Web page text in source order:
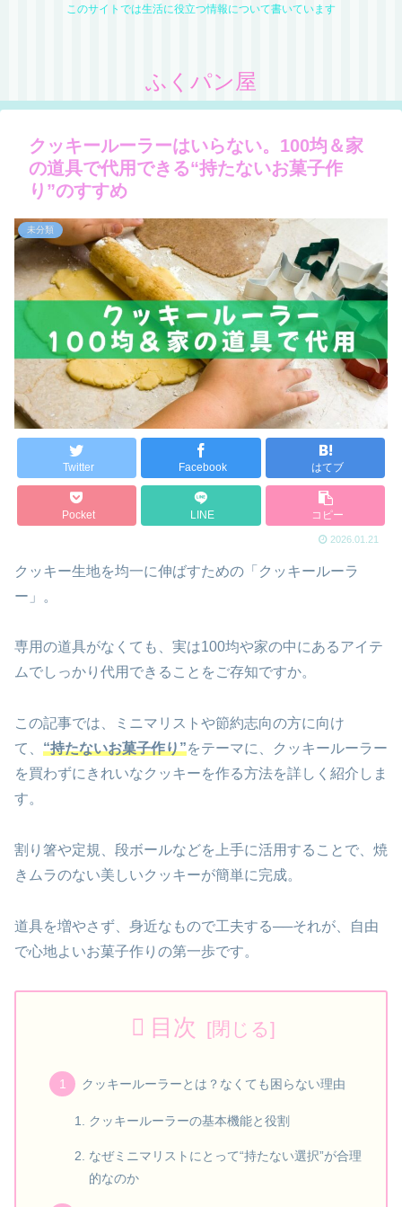
このサイトでは生活に役立つ情報について書いています
ふくパン屋
クッキールーラーはいらない。100均＆家
の道具で代用できる“持たないお菓子作
り”のすすめ
未分類
Twitter Facebook はてブ
Pocket LINE コピー
2026.01.21
クッキー生地を均一に伸ばすための「クッキールーラ
ー」。
専用の道具がなくても、実は100均や家の中にあるアイテ
ムでしっかり代用できることをご存知ですか。
この記事では、ミニマリストや節約志向の方に向け
て、 “持たないお菓子作り”をテーマに、クッキールーラー
を買わずにきれいなクッキーを作る方法を詳しく紹介しま
す。
割り箸や定規、段ボールなどを上手に活用することで、焼
きムラのない美しいクッキーが簡単に完成。
道具を増やさず、身近なもので工夫する──それが、自由
で心地よいお菓子作りの第一歩です。
目次
クッキールーラーとは？なくても困らない理由
クッキールーラーの基本機能と役割
なぜミニマリストにとって“持たない選択”が合理
的なのか